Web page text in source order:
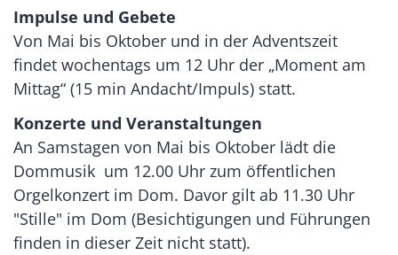
Impulse und Gebete
Von Mai bis Oktober und in der Adventszeit
findet wochentags um 12 Uhr der „Moment am
Mittag“ (15 min Andacht/Impuls) statt.
Konzerte und Veranstaltungen
An Samstagen von Mai bis Oktober lädt die
Dommusik um 12.00 Uhr zum öffentlichen
Orgelkonzert im Dom. Davor gilt ab 11.30 Uhr
"Stille" im Dom (Besichtigungen und Führungen
finden in dieser Zeit nicht statt).